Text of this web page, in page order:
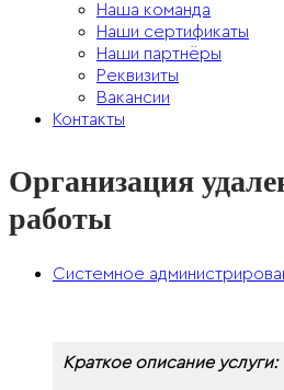
Наша команда
Наши сертификаты
Наши партнёры
Реквизиты
Вакансии
Контакты
Организация
работы
Системное
Краткое описание услуги: